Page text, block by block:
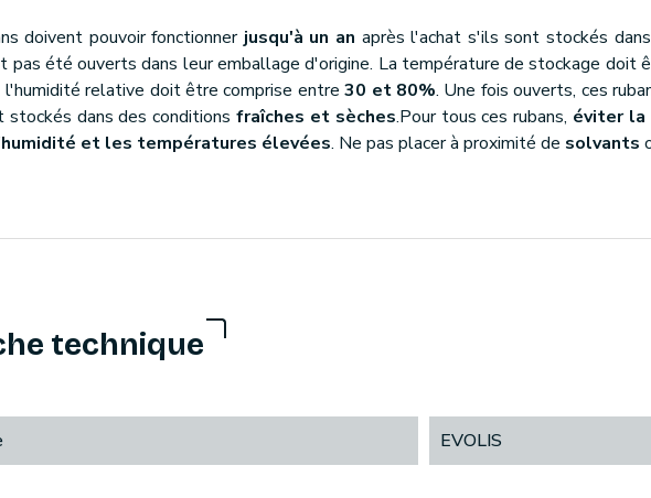
doivent pouvoir fonctionner jusqu'à un an après l'achat s'ils sont stockés
pas été ouverts dans leur emballage d'origine. La température de stockage doit
l'humidité relative doit être comprise entre30 et 80%. Une fois ouverts, ces
stockés dans des conditions fraîches et sèches.Pour tous ces rubans, éviter la
et les températures élevées. Ne pas placer à proximité de solvants
technique
EVOLIS